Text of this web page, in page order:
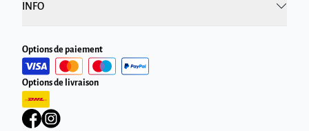
INFO
Options de paiement
Options de livraison